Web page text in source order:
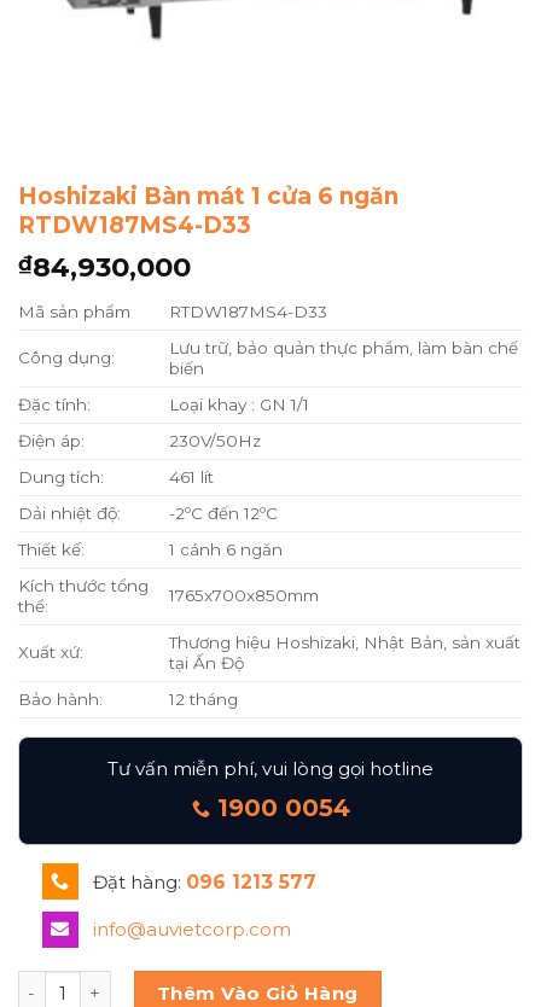
Hoshizaki Bàn mát 1 cửa 6 ngăn
RTDW187MS4-D33
₫84,930,000
Mã sản phẩm RTDW187MS4-D33
Công dụng:
Lưu trữ, bảo quản thực phẩm, làm bàn chế
biến
Đặc tính:
Loại khay : GN 1/1
Điện áp:
230V/50Hz
Dung tích:
461 lít
Dải nhiệt độ:
-2ºC đến 12ºC
Thiết kế:
1 cánh 6 ngăn
Kích thước tổng
thể:
1765x700x850mm
Xuất xứ:
Thương hiệu Hoshizaki, Nhật Bản, sản xuất
tại Ấn Độ
Bảo hành:
12 tháng
Tư vấn miễn phí, vui lòng gọi hotline
1900 0054
Đặt hàng: 096 1213 577
info@auvietcorp.com
Hoshizaki Bàn mát 1 cửa 6 ngăn RTDW187MS4-D33 số
Thêm Vào Giỏ Hàng